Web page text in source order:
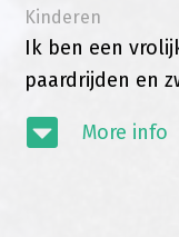
Kinderen
Ik ben een
paardrijden en
More info